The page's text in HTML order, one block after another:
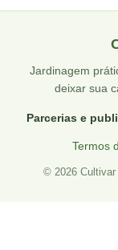
Jardinagem
deixar sua
Parcerias e
Termos
© 2026 Cultivar